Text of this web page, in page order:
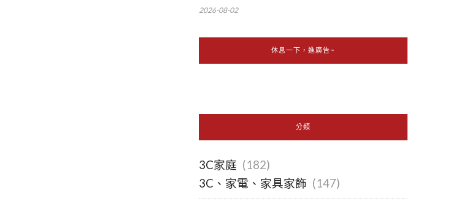
2026-08-02
休息一下，進廣告~
分類
3C家庭 (182)
3C、家電、家具家飾 (147)